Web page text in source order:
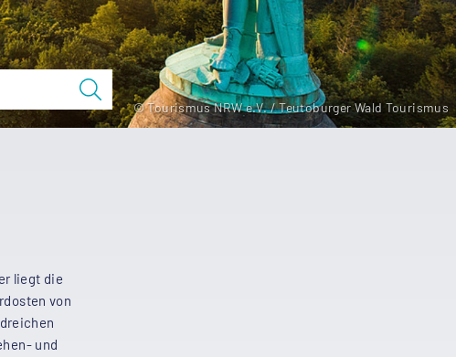
© Tourismus NRW e.V. / Teutoburger Wald Tourismus
liegt die
von
und